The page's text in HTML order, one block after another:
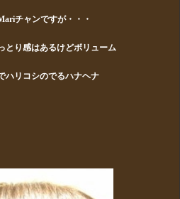
チャンですが・・・
とり感はあるけどボリューム
ハリコシのでるハナヘナ